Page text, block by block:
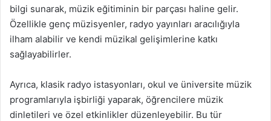
bilgi sunarak, müzik eğitiminin bir parçası haline gelir.
Özellikle genç müzisyenler, radyo yayınları aracılığıyla
ilham alabilir ve kendi müzikal gelişimlerine katkı
sağlayabilirler.
Ayrıca, klasik radyo istasyonları, okul ve üniversite müzik
programlarıyla işbirliği yaparak, öğrencilere müzik
dinletileri ve özel etkinlikler düzenleyebilir. Bu tür